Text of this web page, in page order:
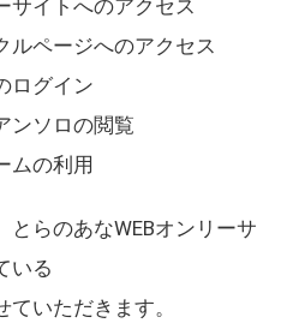
サイトへのアクセス
ルページへのアクセス
ログイン
ンソロの閲覧
ムの利用
らのあなWEBオンリーサ
いる
いただきます。